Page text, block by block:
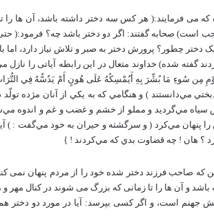
می فرمایند:( هر کس سه دختر داشته باشد، آن ها را
است) صحابه گفتند: اگر دو دختر باشد چه؟ فرمود:(
چطور؟ پرورش دختر به صبر و تلاش نیاز دارد، اما
گفته شده) خداوند متعال در این رابطه آیاتی را نازل
مي‌دانستند ) و هنگامي كه به يكي از آنان مژده
مي‌گرديد و مملو از خشم و غضب و غم و اندوه
پنهان مي‌كرد ( و سرگشته و حيران به خود مي‌گفت : ) آيا
؟ هان ! چه قضاوت بدي كه مي‌كردند ! ‏}
که صاحب فرزند دختر شده خود را از مردم پنهان نمی کند
باشد و آن ها را تا زمانی که بزرگ می شوند در کنال
جهنم است، و اگر کسی بپرسد: آیا در مورد دو دختر